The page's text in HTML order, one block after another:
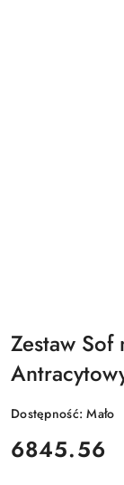
Zestaw
Dostępność:Mało
cena:
6845.56